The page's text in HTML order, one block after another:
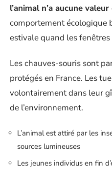
l’animal n’a aucune
comportement écologique
estivale quand les
Les chauves-souris sont
protégés en France. Les
volontairement dans leur
de l’environnement.
L’animal est attiré par les
sources lumineuses
Les jeunes individus en fin